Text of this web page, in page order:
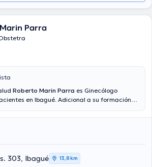
Parra
Roberto Marin Parra es Ginecólogo
en Ibagué. Adicional a su formación
tiene varios años de experiencia laboral en
médicas. Roberto Marin Parra ha
conferencias con la finalidad de tener
en su disciplina de especialización y ha
comunicados. Su cita se puede realizar en
303, Ibagué 13,8 km